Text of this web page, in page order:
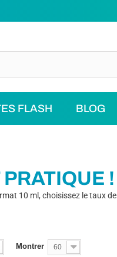
FLASH BLOG
!
10 ml, choisissez le taux
Montrer 60